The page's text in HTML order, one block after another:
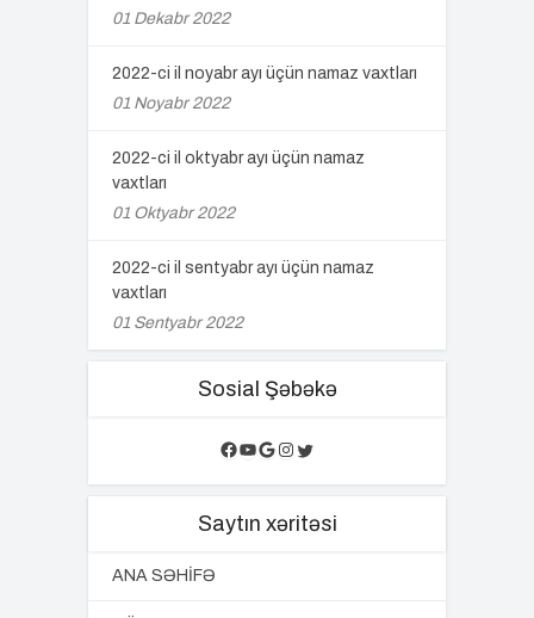
01 Dekabr 2022
2022-ci il noyabr ayı üçün namaz vaxtları
01 Noyabr 2022
2022-ci il oktyabr ayı üçün namaz
vaxtları
01 Oktyabr 2022
2022-ci il sentyabr ayı üçün namaz
vaxtları
01 Sentyabr 2022
Sosial Şəbəkə
Facebook
YouTube
Google
Instagram
Twitter
Saytın xəritəsi
ANA SƏHİFƏ